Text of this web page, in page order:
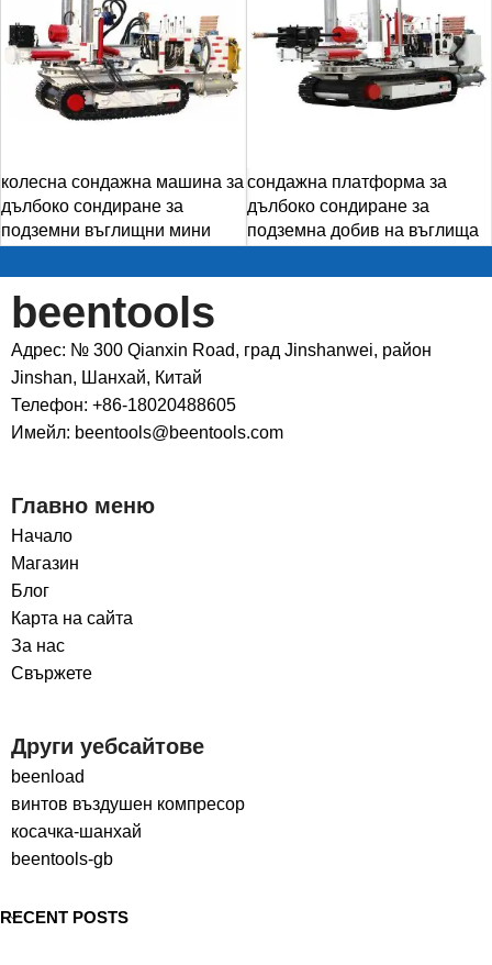
колесна сондажна машина за
дълбоко сондиране за
подземни въглищни мини
сондажна платформа за
дълбоко сондиране за
подземна добив на въглища
beentools
Адрес: № 300 Qianxin Road, град Jinshanwei, район
Jinshan, Шанхай, Китай
Телефон: +86-18020488605
Имейл: beentools@beentools.com
Главно меню
Начало
Магазин
Блог
Карта на сайта
За нас
Свържете
Други уебсайтове
beenload
винтов въздушен компресор
косачка-шанхай
beentools-gb
RECENT POSTS